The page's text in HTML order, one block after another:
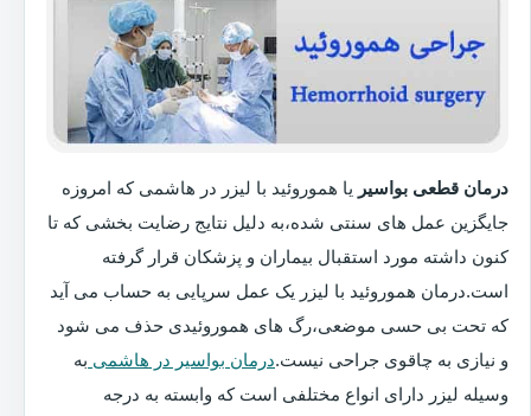
درمان قطعی بواسیر یا هموروئید با لیزر در هاشمی که امروزه
جایگزین عمل های سنتی شده،به دلیل نتایج رضایت بخشی که تا
کنون داشته مورد استقبال بیماران و پزشکان قرار گرفته
است.درمان هموروئید با لیزر یک عمل سرپایی به حساب می آید
که تحت بی حسی موضعی،رگ های هموروئیدی حذف می شود
و نیازی به چاقوی جراحی نیست.درمان بواسیر در هاشمی به
وسیله لیزر دارای انواع مختلفی است که وابسته به درجه